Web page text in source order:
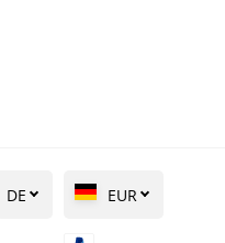
DE EUR